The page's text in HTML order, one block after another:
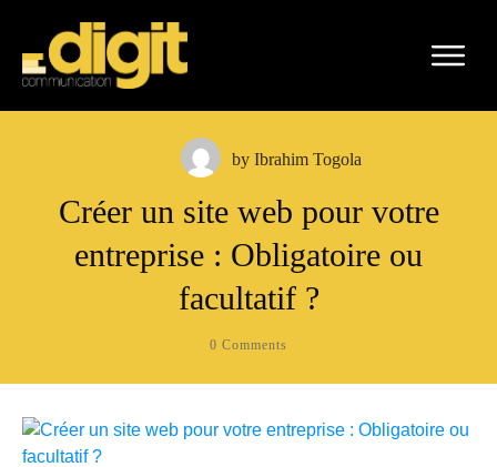
byIbrahim Togola
Créer un site web pour votre
entreprise : Obligatoire ou
facultatif ?
0 Comments